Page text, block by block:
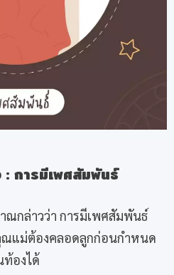
: การมีเพศสัมพันธ์
ณกล่าวว่า การมีเพศสัมพันธ์
ณแม่ต้องคลอดลูกก่อนกำหนด
ท้องได้